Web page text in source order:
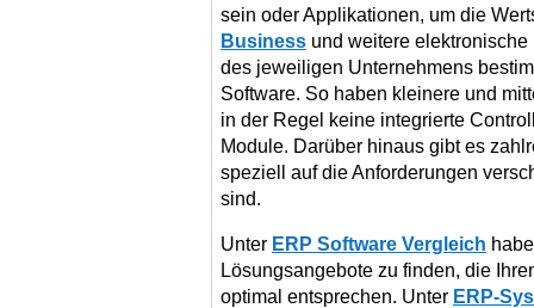
sein oder Applikationen, um die
Business und weitere
des jeweiligen Unternehmens
Software. So haben kleinere und
in der Regel keine integrierte
Module. Darüber hinaus gibt es
speziell auf die Anforderungen
sind.
Unter ERP Software Vergleich
Lösungsangebote zu finden, die
optimal entsprechen. Unter ERP-